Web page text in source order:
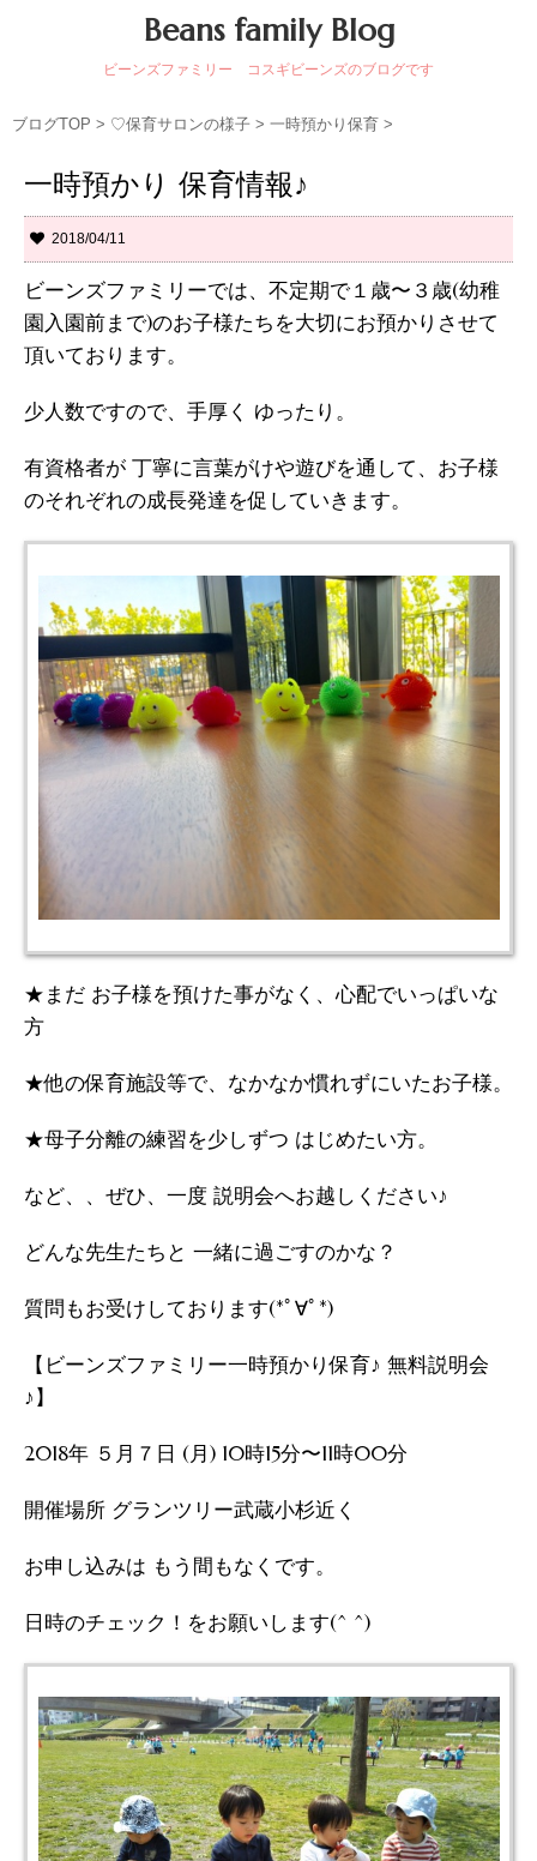
Beans family Blog
ビーンズファミリー コスギビーンズのブログです
ブログTOP > ♡保育サロンの様子 > 一時預かり保育 >
一時預かり 保育情報♪
2018/04/11
ビーンズファミリーでは、不定期で１歳〜３歳(幼稚
園入園前まで)のお子様たちを大切にお預かりさせて
頂いております。
少人数ですので、手厚く ゆったり。
有資格者が 丁寧に言葉がけや遊びを通して、お子様
のそれぞれの成長発達を促していきます。
★まだ お子様を預けた事がなく、心配でいっぱいな
方
★他の保育施設等で、なかなか慣れずにいたお子様。
★母子分離の練習を少しずつ はじめたい方。
など、、ぜひ、一度 説明会へお越しください♪
どんな先生たちと 一緒に過ごすのかな？
質問もお受けしております(*ﾟ∀ﾟ*)
【ビーンズファミリー一時預かり保育♪ 無料説明会
♪】
2018年 ５月７日 (月) 10時15分〜11時00分
開催場所 グランツリー武蔵小杉近く
お申し込みは もう間もなくです。
日時のチェック！をお願いします(^ ^)